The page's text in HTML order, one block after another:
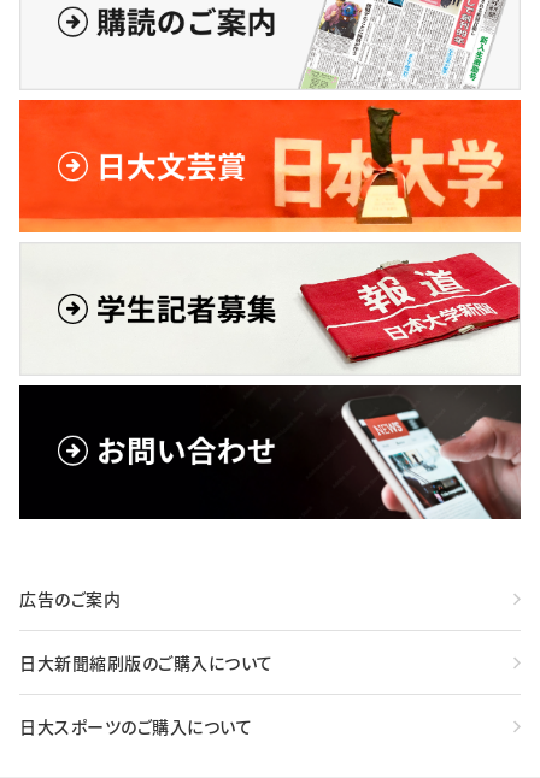
広告のご案内
日大新聞縮刷版のご購入について
日大スポーツのご購入について